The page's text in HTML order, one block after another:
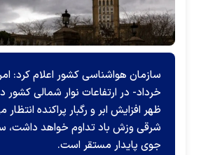
خرداد- در ارتفاعات نوار شمالی کشور
ظهر افزایش ابر و رگبار پراکنده انتظار
شرقی وزش باد تداوم خواهد داشت،
جوی پایدار مستقر است.